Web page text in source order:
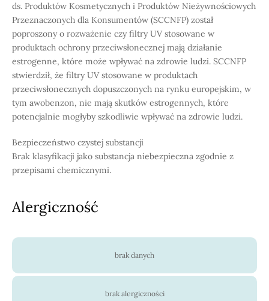
ds. Produktów Kosmetycznych i Produktów Nieżywnościowych
Przeznaczonych dla Konsumentów (SCCNFP) został
poproszony o rozważenie czy filtry UV stosowane w
produktach ochrony przeciwsłonecznej mają działanie
estrogenne, które może wpływać na zdrowie ludzi. SCCNFP
stwierdził, że filtry UV stosowane w produktach
przeciwsłonecznych dopuszczonych na rynku europejskim, w
tym awobenzon, nie mają skutków estrogennych, które
potencjalnie mogłyby szkodliwie wpływać na zdrowie ludzi.
Bezpieczeństwo czystej substancji
Brak klasyfikacji jako substancja niebezpieczna zgodnie z
przepisami chemicznymi.
Alergiczność
brak danych
brak alergiczności